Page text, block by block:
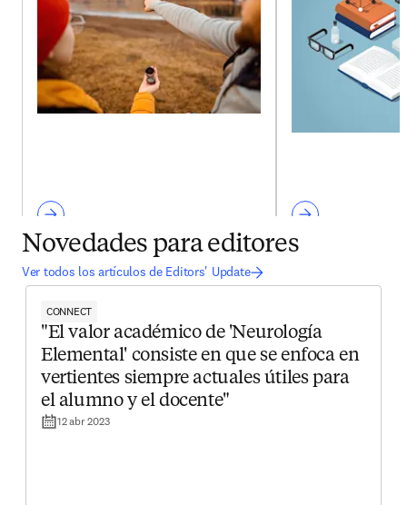
Novedades para editores
Ver todos los artículos de Editors' Update
CONNECT
"El valor académico de 'Neurología
Elemental' consiste en que se enfoca en
vertientes siempre actuales útiles para
el alumno y el docente"
12 abr 2023